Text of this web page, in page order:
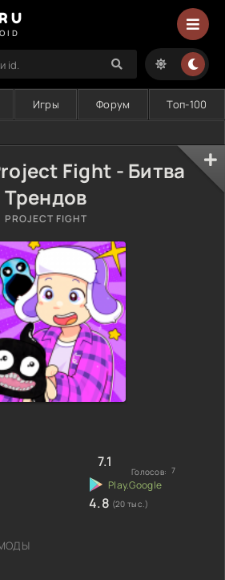
Игры Форум Топ-100
Fight - Битва
Трендов
PROJECT FIGHT
7.1
Голосов: 7
4.8 (20 тыс.)